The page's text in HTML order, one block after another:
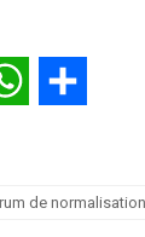
WhatsApp
de normalisation